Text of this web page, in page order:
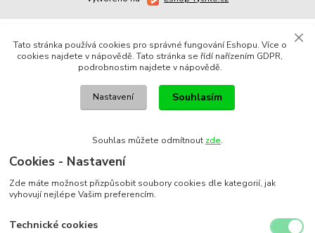
Tato stránka používá cookies pro správné fungování Eshopu. Více o
cookies najdete v nápovědě. Tato stránka se řídí nařízením GDPR,
podrobnostim najdete v nápovědě.
Nastavení Souhlasím
Souhlas můžete odmítnout zde.
Cookies - Nastavení
Zde máte možnost přizpůsobit soubory cookies dle kategorií, jak
vyhovují nejlépe Vašim preferencím.
Technické cookies